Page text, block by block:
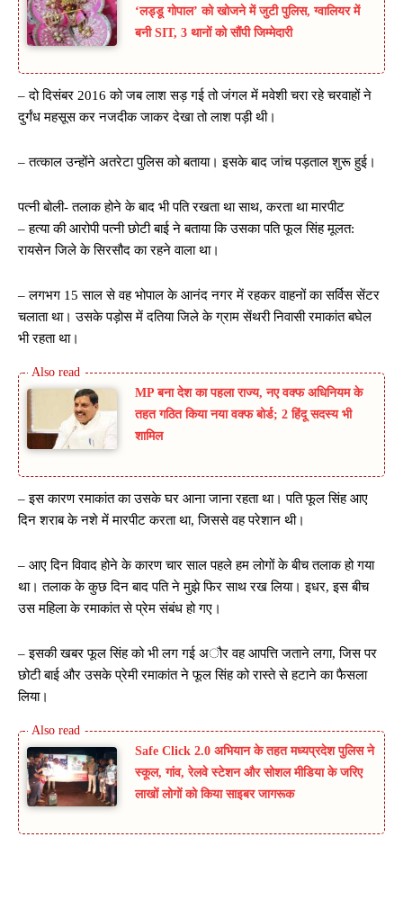
‘लड्डू गोपाल’ को खोजने में जुटी पुलिस, ग्वालियर में
बनी SIT, 3 थानों को सौंपी जिम्मेदारी
– दो दिसंबर 2016 को जब लाश सड़ गई तो जंगल में मवेशी चरा रहे चरवाहों ने
दुर्गंध महसूस कर नजदीक जाकर देखा तो लाश पड़ी थी।
– तत्काल उन्होंने अतरेटा पुलिस को बताया। इसके बाद जांच पड़ताल शुरू हुई।
पत्नी बोली- तलाक होने के बाद भी पति रखता था साथ, करता था मारपीट
– हत्या की आरोपी पत्नी छोटी बाई ने बताया कि उसका पति फूल सिंह मूलत:
रायसेन जिले के सिरसौद का रहने वाला था।
– लगभग 15 साल से वह भोपाल के आनंद नगर में रहकर वाहनों का सर्विस सेंटर
चलाता था। उसके पड़ोस में दतिया जिले के ग्राम सेंथरी निवासी रमाकांत बघेल
भी रहता था।
MP बना देश का पहला राज्य, नए वक्फ अधिनियम के
तहत गठित किया नया वक्फ बोर्ड; 2 हिंदू सदस्य भी
शामिल
– इस कारण रमाकांत का उसके घर आना जाना रहता था। पति फूल सिंह आए
दिन शराब के नशे में मारपीट करता था, जिससे वह परेशान थी।
– आए दिन विवाद होने के कारण चार साल पहले हम लोगों के बीच तलाक हो गया
था। तलाक के कुछ दिन बाद पति ने मुझे फिर साथ रख लिया। इधर, इस बीच
उस महिला के रमाकांत से प्रेम संबंध हो गए।
– इसकी खबर फूल सिंह को भी लग गई अौर वह आपत्ति जताने लगा, जिस पर
छोटी बाई और उसके प्रेमी रमाकांत ने फूल सिंह को रास्ते से हटाने का फैसला
लिया।
Safe Click 2.0 अभियान के तहत मध्यप्रदेश पुलिस ने
स्कूल, गांव, रेलवे स्टेशन और सोशल मीडिया के जरिए
लाखों लोगों को किया साइबर जागरूक